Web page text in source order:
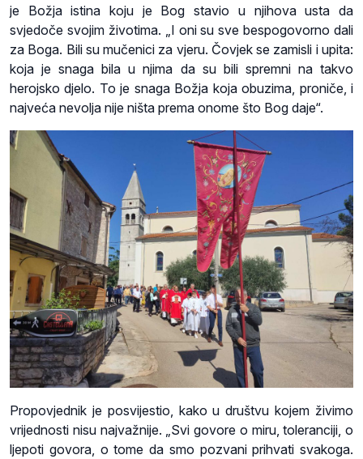
je Božja istina koju je Bog stavio u njihova usta da
svjedoče svojim životima. „I oni su sve bespogovorno dali
za Boga. Bili su mučenici za vjeru. Čovjek se zamisli i upita:
koja je snaga bila u njima da su bili spremni na takvo
herojsko djelo. To je snaga Božja koja obuzima, proniče, i
najveća nevolja nije ništa prema onome što Bog daje“.
Propovjednik je posvijestio, kako u društvu kojem živimo
vrijednosti nisu najvažnije. „Svi govore o miru, toleranciji, o
ljepoti govora, o tome da smo pozvani prihvati svakoga.